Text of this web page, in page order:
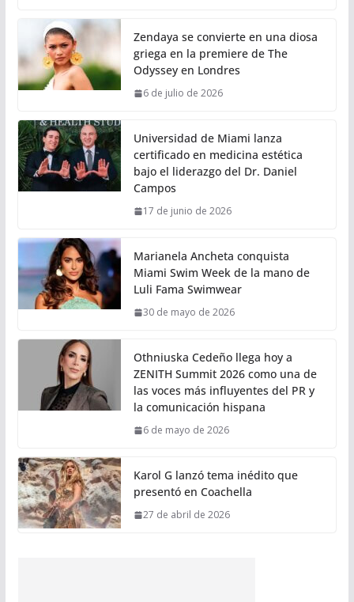
Zendaya se convierte en una diosa
griega en la premiere de The
Odyssey en Londres
6 de julio de 2026
Universidad de Miami lanza
certificado en medicina estética
bajo el liderazgo del Dr. Daniel
Campos
17 de junio de 2026
Marianela Ancheta conquista
Miami Swim Week de la mano de
Luli Fama Swimwear
30 de mayo de 2026
Othniuska Cedeño llega hoy a
ZENITH Summit 2026 como una de
las voces más influyentes del PR y
la comunicación hispana
6 de mayo de 2026
Karol G lanzó tema inédito que
presentó en Coachella
27 de abril de 2026